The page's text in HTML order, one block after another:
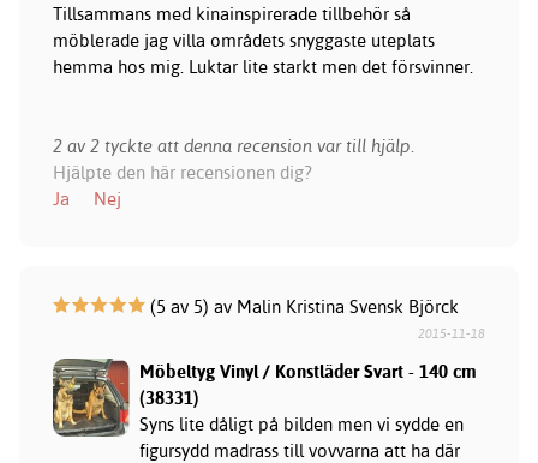
Tillsammans med kinainspirerade tillbehör så
möblerade jag villa områdets snyggaste uteplats
hemma hos mig. Luktar lite starkt men det försvinner.
2 av 2 tyckte att denna recension var till hjälp.
Hjälpte den här recensionen dig?
Ja
Nej
(5 av 5) av Malin Kristina Svensk Björck
2015-11-18
Möbeltyg Vinyl / Konstläder Svart - 140 cm
(38331)
Syns lite dåligt på bilden men vi sydde en
figursydd madrass till vovvarna att ha där